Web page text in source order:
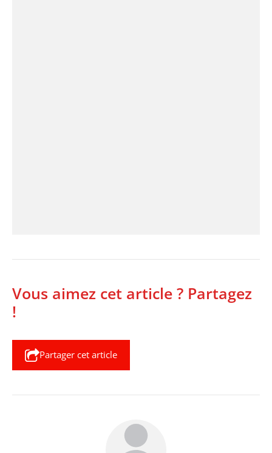
Vous aimez cet article ? Partagez
!
Partager cet article